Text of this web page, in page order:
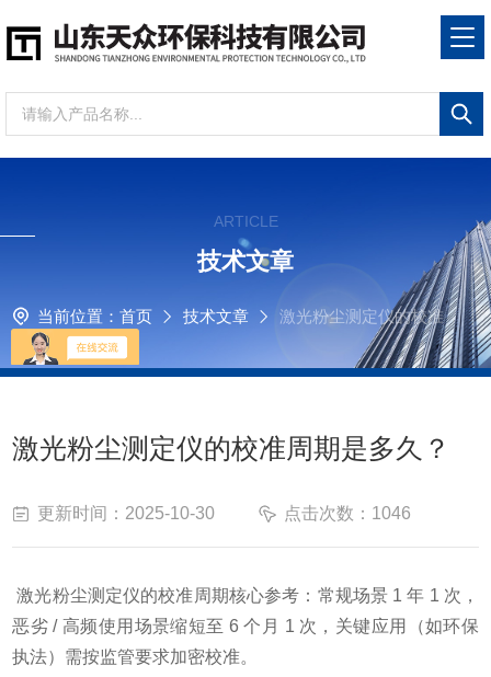
ARTICLE
技术文章
当前位置： 首页 技术文章
激光粉尘测定仪的校准
周期是多久？
激光粉尘测定仪的校准周期是多久？
更新时间：2025-10-30 点击次数：1046
激光粉尘测定仪的校准周期核心参考：常规场景 1 年 1 次，
恶劣 / 高频使用场景缩短至 6 个月 1 次，关键应用（如环保
执法）需按监管要求加密校准。